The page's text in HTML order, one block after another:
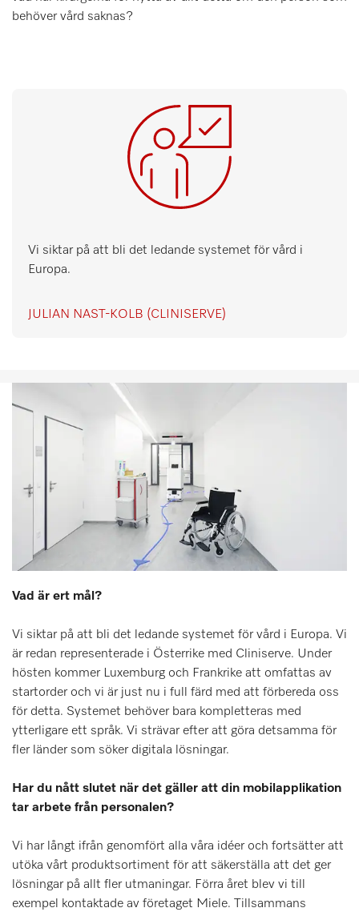
behöver vård saknas?
Vi siktar på att bli det ledande systemet för vård i
Europa.
JULIAN NAST-KOLB (CLINISERVE)
Vad är ert mål?
Vi siktar på att bli det ledande systemet för vård i Europa. Vi
är redan representerade i Österrike med Cliniserve. Under
hösten kommer Luxemburg och Frankrike att omfattas av
startorder och vi är just nu i full färd med att förbereda oss
för detta. Systemet behöver bara kompletteras med
ytterligare ett språk. Vi strävar efter att göra detsamma för
fler länder som söker digitala lösningar.
Har du nått slutet när det gäller att din mobilapplikation
tar arbete från personalen?
Vi har långt ifrån genomfört alla våra idéer och fortsätter att
utöka vårt produktsortiment för att säkerställa att det ger
lösningar på allt fler utmaningar. Förra året blev vi till
exempel kontaktade av företaget Miele. Tillsammans